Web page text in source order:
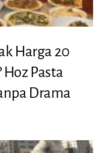
Harga 20
Hoz Pasta
Drama